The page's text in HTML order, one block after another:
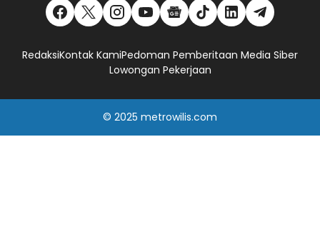
RedaksiKontak KamiPedoman Pemberitaan Media Siber
Lowongan Pekerjaan
© 2025 metrowilis.com